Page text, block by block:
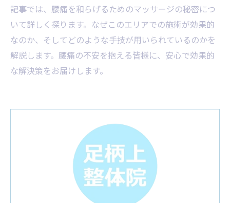
記事では、腰痛を和らげるためのマッサージの秘密につ
いて詳しく探ります。なぜこのエリアでの施術が効果的
なのか、そしてどのような手技が用いられているのかを
解説します。腰痛の不安を抱える皆様に、安心で効果的
な解決策をお届けします。